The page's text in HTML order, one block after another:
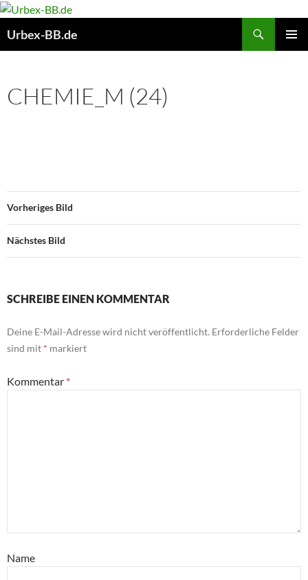
Urbex-BB.de
CHEMIE_M (24)
Vorheriges Bild
Nächstes Bild
SCHREIBE EINEN KOMMENTAR
Deine E-Mail-Adresse wird nicht veröffentlicht. Erforderliche Felder
sind mit * markiert
Kommentar *
Name